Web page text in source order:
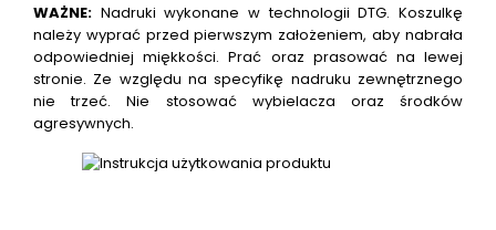
WAŻNE: Nadruki wykonane w technologii DTG. Koszulkę
należy wyprać przed pierwszym założeniem, aby nabrała
odpowiedniej miękkości. Prać oraz prasować na lewej
stronie. Ze względu na specyfikę nadruku zewnętrznego
nie trzeć. Nie stosować wybielacza oraz środków
agresywnych.